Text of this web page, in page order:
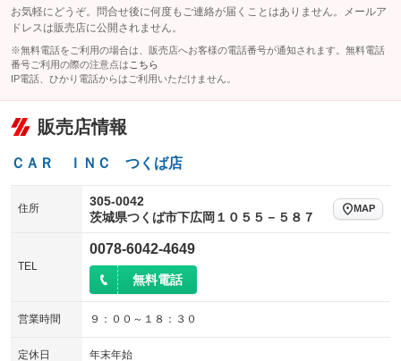
センターデフロック
：装備なし
レンタカーアップ
：装備なし 展示・試乗車
：装備なし
電動格納ミラー
：装備あり
エアロ
：装備なし
ローダウン
：装備なし ランフラットタイヤ
パワーシート 3列シート
ベンチシート
：装備なし
ウォークスルー
：装備なし 後席モニター
：装備なし
電動リアゲート
：装備なし
シートエアコン
お気軽にどうぞ。問合せ後に何度もご連絡が届くことはありません。メールア
ドレスは販売店に公開されません。
※無料電話をご利用の場合は、販売店へお客様の電話番号が通知されます。無料電話
番号ご利用の際の注意点は こちら
IP電話、ひかり電話からはご利用いただけません。
販売店情報
ＣＡＲ ＩＮＣ つくば店
住所
305-0042
茨城県つくば市下広岡１０５５－５８７
MAP
TEL
0078-6042-4649
無料電話
営業時間 ９：００～１８：３０
定休日 年末年始